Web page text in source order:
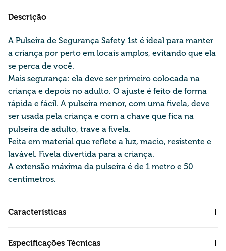
Descrição
A Pulseira de Segurança Safety 1st é ideal para manter
a criança por perto em locais amplos, evitando que ela
se perca de você.
Mais segurança: ela deve ser primeiro colocada na
criança e depois no adulto. O ajuste é feito de forma
rápida e fácil. A pulseira menor, com uma fivela, deve
ser usada pela criança e com a chave que fica na
pulseira de adulto, trave a fivela.
Feita em material que reflete a luz, macio, resistente e
lavável. Fivela divertida para a criança.
A extensão máxima da pulseira é de 1 metro e 50
centímetros.
Características
Especificações Técnicas